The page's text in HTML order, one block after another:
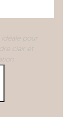
idéale pour
clair et